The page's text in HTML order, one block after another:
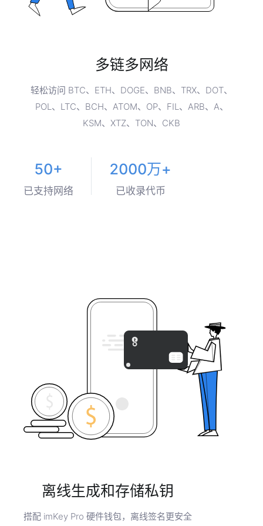
多链多网络
轻松访问 BTC、ETH、DOGE、BNB、TRX、DOT、
POL、LTC、BCH、ATOM、OP、FIL、ARB、A、
KSM、XTZ、TON、CKB
50+
已支持网络
2000万+
已收录代币
离线生成和存储私钥
搭配 imKey Pro 硬件钱包，离线签名更安全